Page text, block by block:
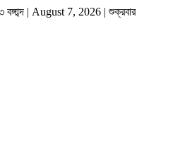
বঙ্গাব্দ | August 7, 2026 |শুক্রবার